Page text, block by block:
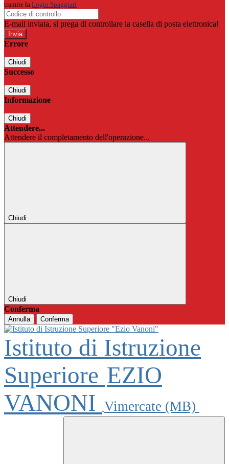
tramite la Login Spaggiari
E-mail inviata, si prega di controllare la casella di posta elettronica!
Errore
Chiudi
Successo
Chiudi
Informazione
Chiudi
Attendere...
Attendere il completamento dell'operazione...
Chiudi
Chiudi
Conferma
Annulla Conferma
Istituto di Istruzione
Superiore EZIO
VANONI Vimercate (MB)